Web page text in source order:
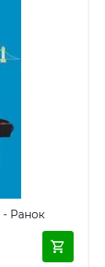
- Ранок